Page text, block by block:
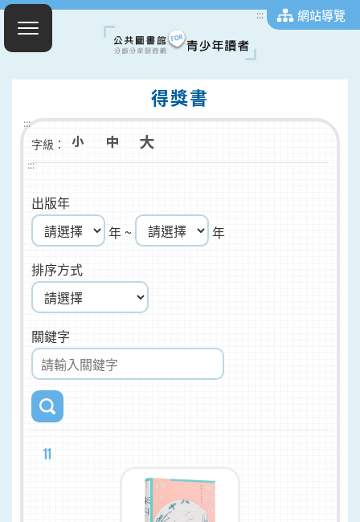
::: 網站導覽
得獎書
:::
字級：
:::
出版年
年 ~
年
排序方式
關鍵字
11